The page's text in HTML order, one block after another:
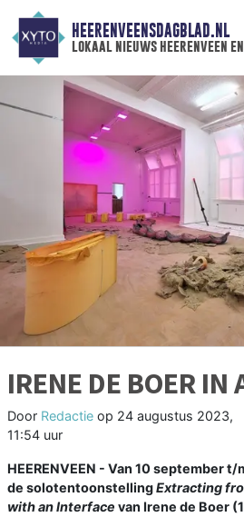
HEERENVEENSDAGBLAD.NL
lokaal nieuws heerenveen
IRENE DE BOER IN
Door Redactie op 24 augustus 2023,
11:54 uur
HEERENVEEN - Van 10 september
de solotentoonstellingExtracting
with an Interface van Irene de Boer